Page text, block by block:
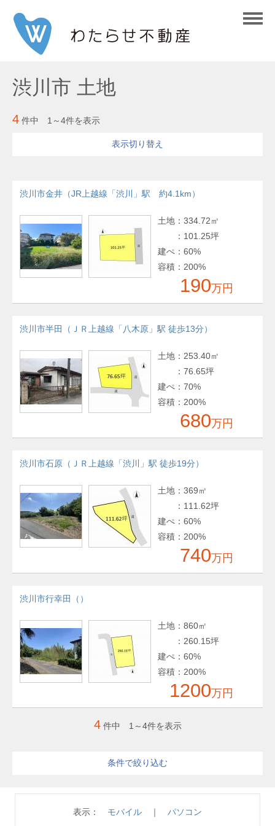
渋川市 土地
4 件中 1～4件を表示
表示切り替え
渋川市金井（JR上越線「渋川」駅 約4.1km）
土地 ：334.72㎡
： 101.25坪
建ぺ ：60%
容積 ：200%
190万円
渋川市半田（ＪＲ上越線「八木原」駅 徒歩13分）
土地 ： 253.40㎡
：76.65坪
建ぺ ：70%
容積 ： 200%
680万円
渋川市石原（ＪＲ上越線「渋川」駅 徒歩19分）
土地 ：369㎡
： 111.62坪
建ぺ ：60%
容積 ：200%
740万円
渋川市行幸田（）
土地 ：860㎡
： 260.15坪
建ぺ ：60%
容積 ： 200%
1200万円
4件中 1～4件を表示
条件で絞り込む
現在の検索条件
表示： モバイル｜ パソコン